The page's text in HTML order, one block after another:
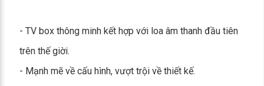
- TV box thông minh kết hợp với loa âm thanh đầu tiên
trên thế giời.
- Mạnh mẽ về cấu hình, vượt trội về thiết kế.